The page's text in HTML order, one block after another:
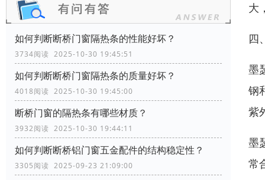
如何判断断桥门窗隔热条的性能好坏？
3734阅读 2025-10-30 19:45:51
如何判断断桥门窗隔热条的质量好坏？
4018阅读 2025-10-30 19:45:00
断桥门窗的隔热条有哪些材质？
3932阅读 2025-10-30 19:44:11
如何判断断桥铝门窗五金配件的结构稳定性？
3305阅读 2025-09-23 21:09:00
大
四
墨
钢
紫
墨
常